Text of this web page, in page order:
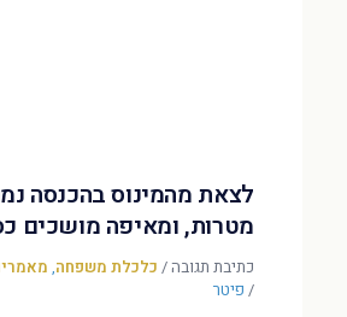
לצאת מהמינוס בהכנסה
מטרות, ומאיפה מושכים
כתיבת תגובה/ כלכלת משפחה,
/ פיטר